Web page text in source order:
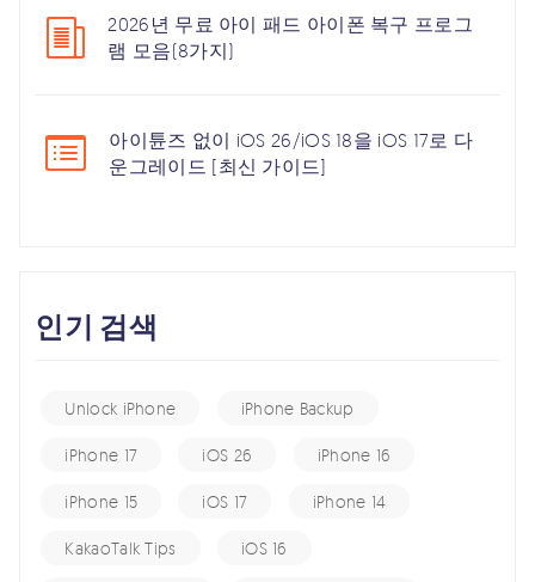
2026년 무료 아이 패드 아이폰 복구 프로그
램 모음(8가지)
아이튠즈 없이 iOS 26/iOS 18을 iOS 17로 다
운그레이드 [최신 가이드]
인기 검색
Unlock iPhone iPhone Backup
iPhone 17 iOS 26 iPhone 16
iPhone 15 iOS 17 iPhone 14
KakaoTalk Tips iOS 16